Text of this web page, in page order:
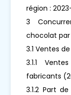
région :
3
chocolat
3.1 Ventes
3.1.1
fabricants
3.1.2 Part